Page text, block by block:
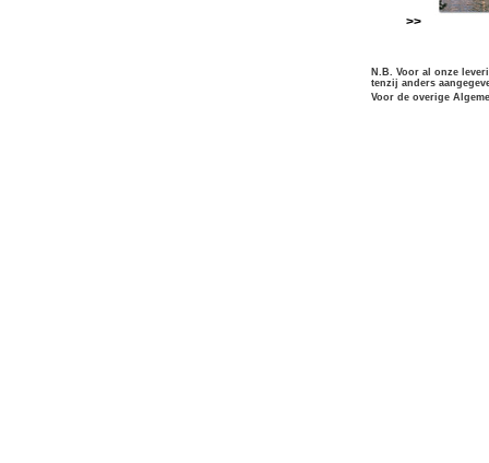
>>
N.B. Voor al onze
tenzij anders
Voor de overige